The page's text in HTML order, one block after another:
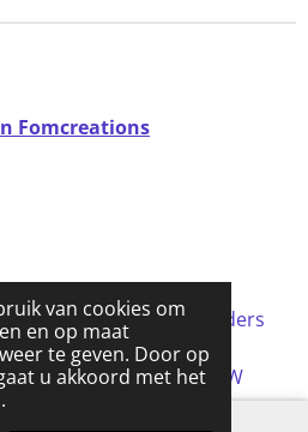
van cookies om
en op maat
te geven. Door op
u akkoord met het
Fomcreations
zijn incl BTW (tenzij anders
Utrecht 70316023 . BTW